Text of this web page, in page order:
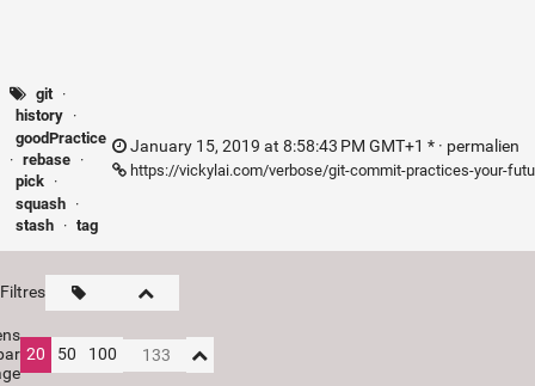
git ·
history ·
goodPractice
· rebase ·
pick ·
squash ·
stash · tag
January 15, 2019 at 8:58:43 PM GMT+1 * · permalien
https://vickylai.com/verbose/git-commit-practices-your-
Filtres
20 50 100